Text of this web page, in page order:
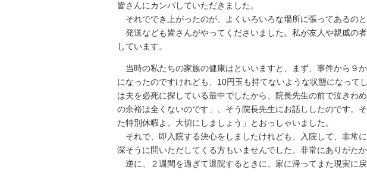
皆さんにカンパしていただきました。
それででき上がったのが、よくいろいろな場所に張ってあるのと
発送なども皆さんがやってくださいました。私が友人や親戚の
しています。
当時の私たちの家族の健康はといいますと、まず、事件から９
になったのですけれども、10円玉も持てないような状態になっ
は夫を必死に探している最中でしたから、院長先生の前で泣きわ
の余裕は全くないのです」、そう院長先生にお話ししたのです。
た特別休暇よ。大切にしましょう」とおっしゃいました。
それで、即入院する決心をしましたけれども、入院して、非常
深そうに問いただしてくる方もいませんでした。非常にありがたか
逆に、２週間を過ぎて退院するときに、家に帰ってまた現実に